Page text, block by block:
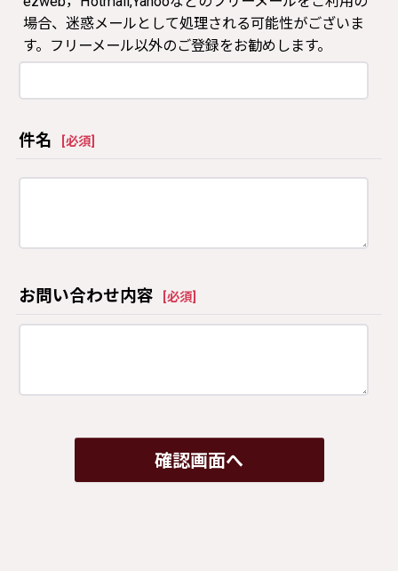
場合、迷惑メールとして処理される可能性がございま
す。フリーメール以外のご登録をお勧めします。
件名 必須
お問い合わせ内容 必須
確認画面へ